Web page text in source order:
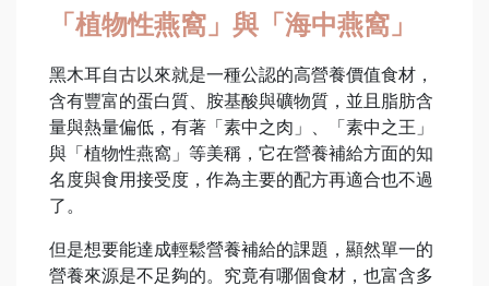
「植物性燕窩」與「海中燕窩」
黑木耳自古以來就是一種公認的高營養價值食材，
含有豐富的蛋白質、胺基酸與礦物質，並且脂肪含
量與熱量偏低，有著「素中之肉」、「素中之王」
與「植物性燕窩」等美稱，它在營養補給方面的知
名度與食用接受度，作為主要的配方再適合也不過
了。
但是想要能達成輕鬆營養補給的課題，顯然單一的
營養來源是不足夠的。究竟有哪個食材，也富含多